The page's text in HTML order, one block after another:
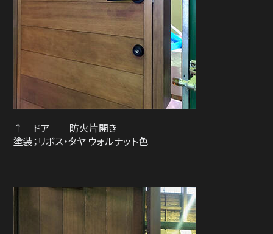
↑ ドア 防火片開き
塗装；リボス・タヤ ウォルナット色